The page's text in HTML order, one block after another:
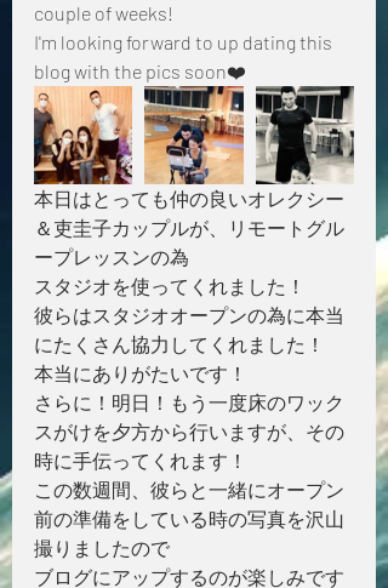
couple of weeks!
I'm looking forward to up dating this
blog with the pics soon❤️
本日はとっても仲の良いオレクシー
＆吏圭子カップルが、リモートグル
ープレッスンの為
スタジオを使ってくれました！
彼らはスタジオオープンの為に本当
にたくさん協力してくれました！
本当にありがたいです！
さらに！明日！もう一度床のワック
スがけを夕方から行いますが、その
時に手伝ってくれます！
この数週間、彼らと一緒にオープン
前の準備をしている時の写真を沢山
撮りましたので
ブログにアップするのが楽しみです